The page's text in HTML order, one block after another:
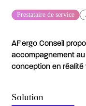
Prestataire de service
AF'ergo Conseil
accompagnement
conception en réalité
Solution